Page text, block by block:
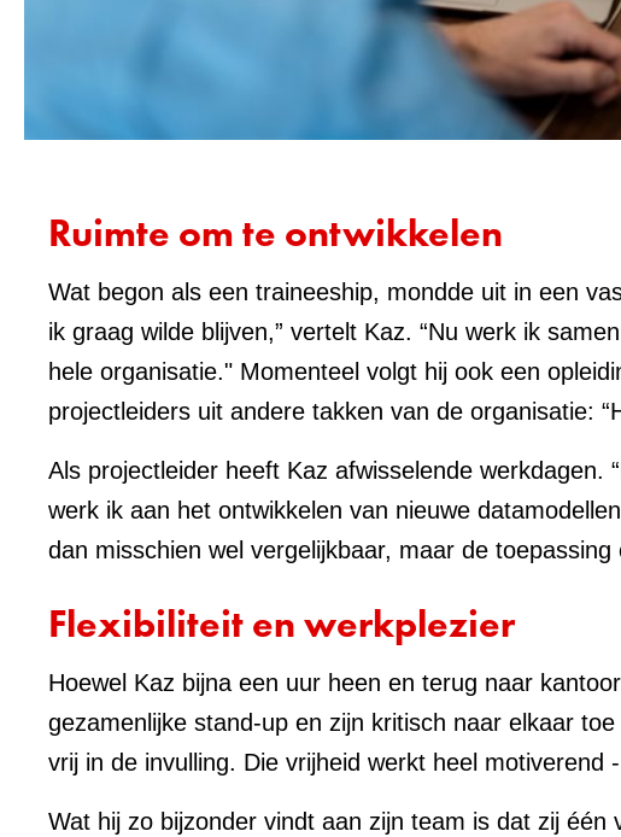
Ruimte om te ontwikkelen
Wat begon als een traineeship, mondde uit in een
ik graag wilde blijven,” vertelt Kaz. “Nu werk ik
hele organisatie." Momenteel volgt hij ook een
projectleiders uit andere takken van de organisatie:
Als projectleider heeft Kaz afwisselende
werk ik aan het ontwikkelen van nieuwe
dan misschien wel vergelijkbaar, maar de
Flexibiliteit en werkplezier
Hoewel Kaz bijna een uur heen en terug naar
gezamenlijke stand-up en zijn kritisch naar elkaar
vrij in de invulling. Die vrijheid werkt heel motiverend
Wat hij zo bijzonder vindt aan zijn team is dat zij